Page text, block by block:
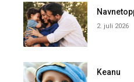
2. juli 2026
Keanu